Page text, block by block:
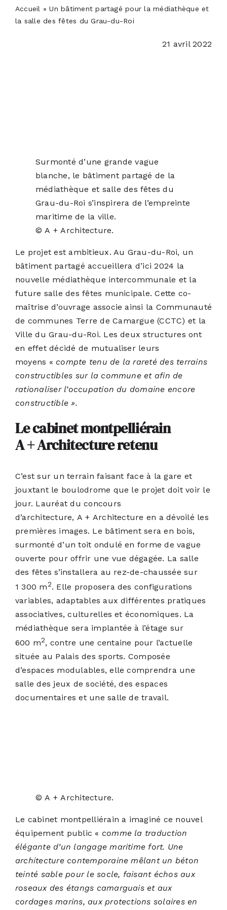
Accueil »Un bâtiment partagé pour la médiathèque et
la salle des fêtes du Grau-du-Roi
21 avril 2022
Surmonté d’une grande vague
blanche, le bâtiment partagé de la
médiathèque et salle des fêtes du
Grau-du-Roi s’inspirera de l’empreinte
maritime de la ville.
© A + Architecture.
Le projet est ambitieux. Au Grau-du-Roi, un
bâtiment partagé accueillera d’ici 2024 la
nouvelle médiathèque intercommunale et la
future salle des fêtes municipale. Cette co-
maîtrise d’ouvrage associe ainsi la Communauté
de communes Terre de Camargue (CCTC) et la
Ville du Grau-du-Roi. Les deux structures ont
en effet décidé de mutualiser leurs
moyens « compte tenu de la rareté des terrains
constructibles sur la commune et afin de
rationaliser l’occupation du domaine encore
constructible ».
Le cabinet montpelliérain
A + Architecture retenu
C’est sur un terrain faisant face à la gare et
jouxtant le boulodrome que le projet doit voir le
jour. Lauréat du concours
d’architecture, A + Architecture en a dévoilé les
premières images. Le bâtiment sera en bois,
surmonté d’un toit ondulé en forme de vague
ouverte pour offrir une vue dégagée. La salle
des fêtes s’installera au rez-de-chaussée sur
1 300 m2. Elle proposera des configurations
variables, adaptables aux différentes pratiques
associatives, culturelles et économiques. La
médiathèque sera implantée à l’étage sur
600 m2, contre une centaine pour l’actuelle
située au Palais des sports. Composée
d’espaces modulables, elle comprendra une
salle des jeux de société, des espaces
documentaires et une salle de travail.
© A + Architecture.
Le cabinet montpelliérain a imaginé ce nouvel
équipement public « comme la traduction
élégante d’un langage maritime fort. Une
architecture contemporaine mêlant un béton
teinté sable pour le socle, faisant échos aux
roseaux des étangs camarguais et aux
cordages marins, aux protections solaires en
PODCASTS